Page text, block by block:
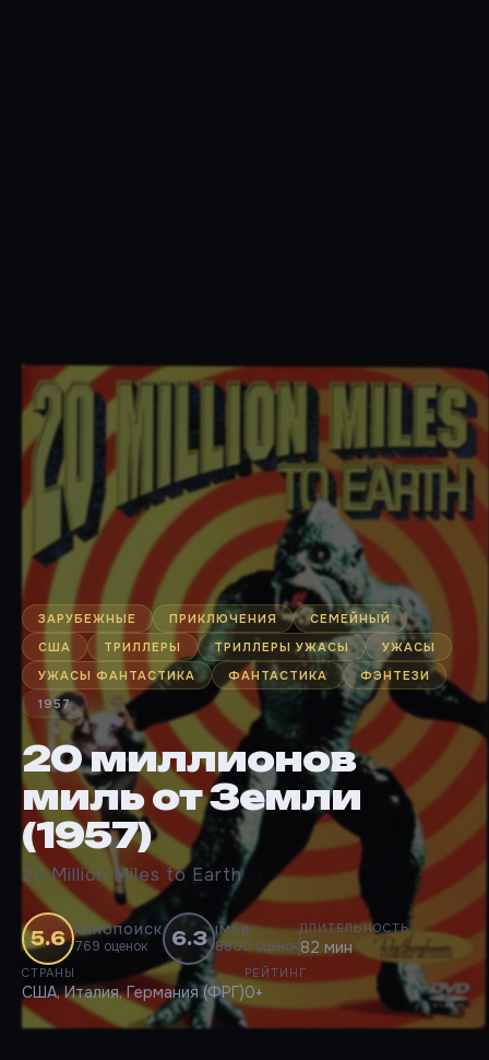
ЗАРУБЕЖНЫЕ ПРИКЛЮЧЕНИЯ
СЕМЕЙНЫЙ
США
ТРИЛЛЕРЫ ТРИЛЛЕРЫ УЖАСЫ
УЖАСЫ
УЖАСЫ ФАНТАСТИКА
ФАНТАСТИКА
ФЭНТЕЗИ
1957
20 миллионов
миль от Земли
(1957)
20 Million Miles to Earth
5.6 КИНОПОИСК
769 оценок 6.3 IMDB
8800 оценок
ДЛИТЕЛЬНОСТЬ
82 мин
СТРАНЫ
США, Италия, Германия (ФРГ)
РЕЙТИНГ
0+